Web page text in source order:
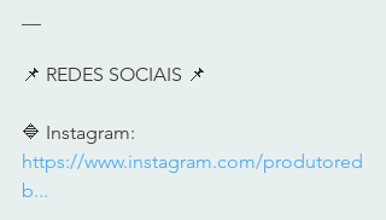
📌 REDES SOCIAIS 📌
🔷 Instagram:
https://www.instagram.com/produtored
b...